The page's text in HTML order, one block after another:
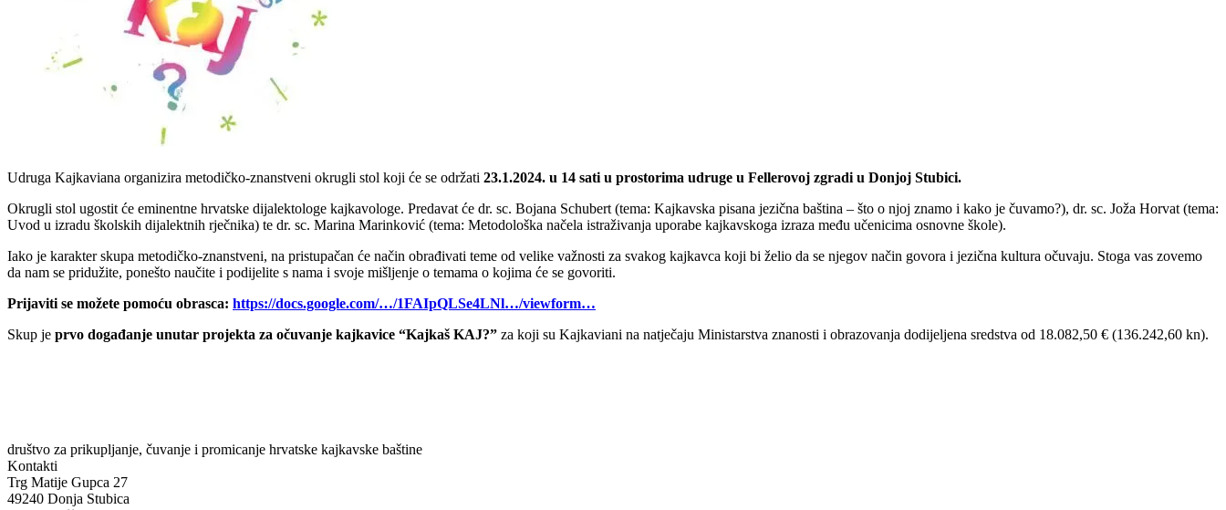
Udruga Kajkaviana organizira metodičko-znanstveni okrugli stol koji će se održati 23.1.2024. u 14 sati u prostorima udruge u Fellerovoj zgradi u Donjoj Stubici.
Okrugli stol ugostit će eminentne hrvatske dijalektologe kajkavologe. Predavat će dr. sc. Bojana Schubert (tema: Kajkavska pisana jezična baština – što o njoj znamo i kako je čuvamo?), dr. sc. Joža Horvat (tema:
Uvod u izradu školskih dijalektnih rječnika) te dr. sc. Marina Marinković (tema: Metodološka načela istraživanja uporabe kajkavskoga izraza među učenicima osnovne škole).
Iako je karakter skupa metodičko-znanstveni, na pristupačan će način obrađivati teme od velike važnosti za svakog kajkavca koji bi želio da se njegov način govora i jezična kultura očuvaju. Stoga vas zovemo
da nam se pridužite, ponešto naučite i podijelite s nama i svoje mišljenje o temama o kojima će se govoriti.
Prijaviti se možete pomoću obrasca: https://docs.google.com/…/1FAIpQLSe4LNl…/viewform…
Skup je prvo događanje unutar projekta za očuvanje kajkavice “Kajkaš KAJ?” za koji su Kajkaviani na natječaju Ministarstva znanosti i obrazovanja dodijeljena sredstva od 18.082,50 € (136.242,60 kn).
društvo za prikupljanje, čuvanje i promicanje hrvatske kajkavske baštine
Kontakti
Trg Matije Gupca 27
49240 Donja Stubica